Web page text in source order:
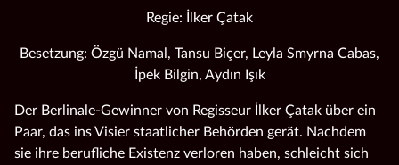
Regie: İlker Çatak
Besetzung: Özgü Namal, Tansu Biçer, Leyla Smyrna Cabas,
İpek Bilgin, Aydın Işık
Der Berlinale-Gewinner von Regisseur İlker Çatak über ein
Paar, das ins Visier staatlicher Behörden gerät. Nachdem
sie ihre berufliche Existenz verloren haben, schleicht sich